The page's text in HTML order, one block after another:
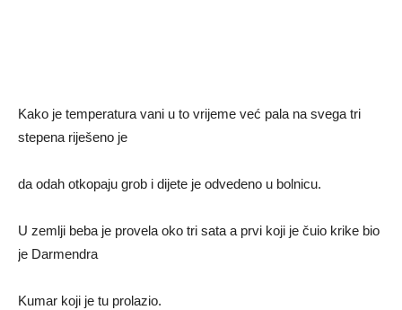
Kako je temperatura vani u to vrijeme već pala na svega tri
stepena riješeno je
da odah otkopaju grob i dijete je odvedeno u bolnicu.
U zemlji beba je provela oko tri sata a prvi koji je čuio krike bio
je Darmendra
Kumar koji je tu prolazio.